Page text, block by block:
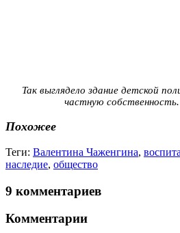
Так выглядело здание детской
частную
Похожее
Теги: Валентина Чаженгина,
наследие, общество
9 комментариев
Комментарии